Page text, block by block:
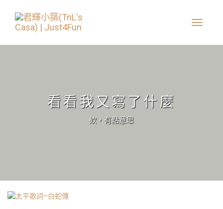
看看我又寫了什麼
欸，有點意思